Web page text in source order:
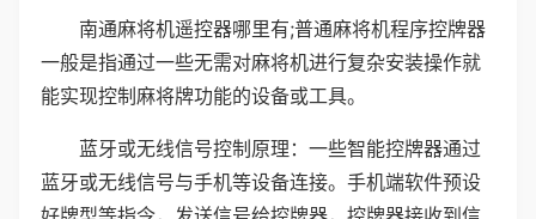
南通麻将机遥控器哪里有;普通麻将机程序控牌器
一般是指通过一些无需对麻将机进行复杂安装操作就
能实现控制麻将牌功能的设备或工具。
蓝牙或无线信号控制原理：一些智能控牌器通过
蓝牙或无线信号与手机等设备连接。手机端软件预设